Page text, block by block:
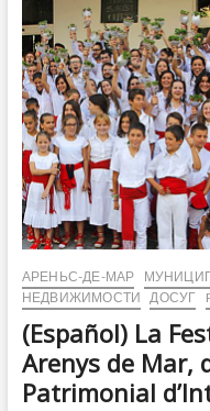
elegante,
con
interiorismo
vanguardista.
Arenys
de
Mar
АРЕНЬС-ДЕ-МАР
НЕДВИЖИМОСТИ
ДОСУГ
(Español) La
Arenys de Mar,
Patrimonial